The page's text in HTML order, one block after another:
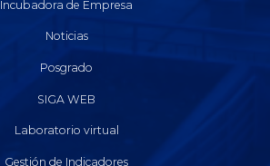
Incubadora de Empresa
Noticias
Posgrado
SIGA WEB
Laboratorio virtual
Gestión de Indicadores